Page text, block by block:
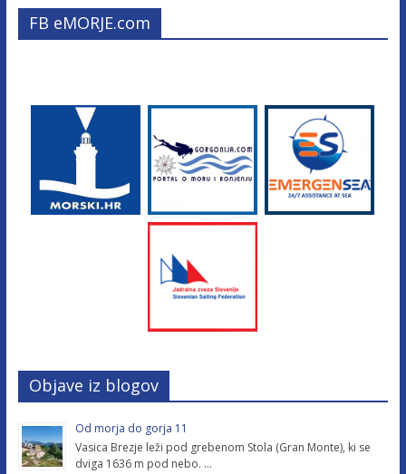
FB eMORJE.com
Objave iz blogov
Od morja do gorja 11
Vasica Brezje leži pod grebenom Stola (Gran Monte), ki se
dviga 1636 m pod nebo. …